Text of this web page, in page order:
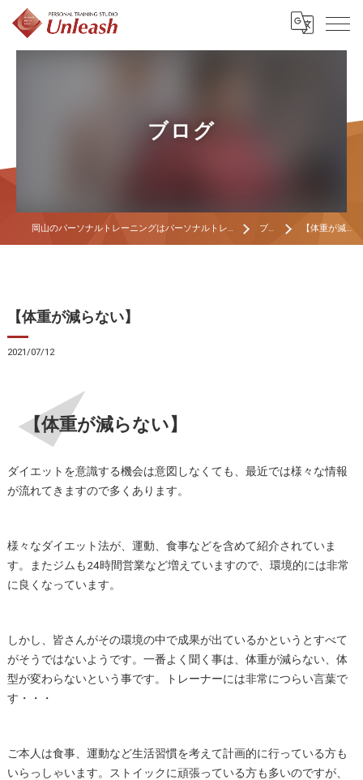
ブログ
岡山のパーソナルトレーニングはパーソナルトレーニングスタジオ Unleash ブログ 【体重が減らない】
【体重が減らない】
2021/07/12
【体重が減らない】
ダイエットを意識する機会は意図しなくても、最近では様々な情報
が流れてきますので多くあります。
様々なダイエット法が、運動、食事などを含めて紹介されていま
す。またジムも24時間営業など増えていますので、環境的には非常
に良くなっています。
しかし、皆さんがその環境の中で成果が出ているかというとすべて
がそうではないようです。一番よく聞く事は、体重が減らない、体
型が変わらないという事です。トレーナーには非常につらい言葉で
す・・・
ご本人は食事、運動など生活習慣を考えて計画的に行っている方も
いらっしゃいます。ストイックに頑張っている方も多いのですが、